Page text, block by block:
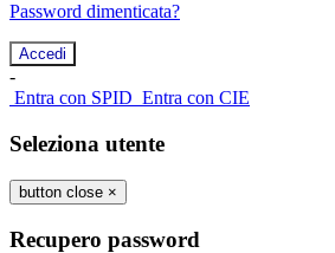
Password dimenticata?
-
Entra con SPID Entra con CIE
Seleziona utente
button close ×
Recupero password